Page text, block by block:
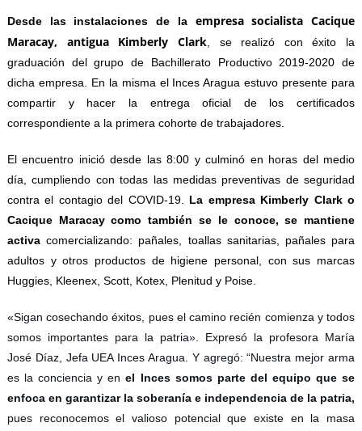
Desde las instalaciones de la empresa socialista Cacique
Maracay, antigua Kimberly Clark, se realizó con éxito la
graduación del grupo de Bachillerato Productivo 2019-2020 de
dicha empresa. En la misma el Inces Aragua estuvo presente para
compartir y hacer la entrega oficial de los certificados
correspondiente a la primera cohorte de trabajadores.
El encuentro inició desde las 8:00 y culminó en horas del medio
día, cumpliendo con todas las medidas preventivas de seguridad
contra el contagio del COVID-19. La empresa Kimberly Clark o
Cacique Maracaycomo también se le conoce,se mantiene
activacomercializando: pañales, toallas sanitarias, pañales para
adultos y otros productos de higiene personal, con sus marcas
Huggies, Kleenex, Scott, Kotex, Plenitud y Poise.
«Sigan cosechando éxitos, pues el camino recién comienza y todos
somos importantes para la patria». Expresó la profesora María
José Díaz, Jefa UEA Inces Aragua. Y agregó: “Nuestra mejor arma
es la conciencia y enel Inces somos parte del equipo que se
enfoca en garantizar la soberanía e independencia de la patria,
pues reconocemos el valioso potencial que existe en la masa